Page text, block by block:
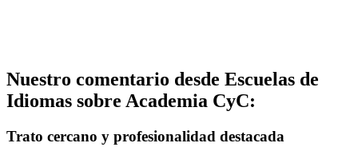
Nuestro comentario desde Escuelas de
Idiomas sobre Academia CyC:
Trato cercano y profesionalidad destacada